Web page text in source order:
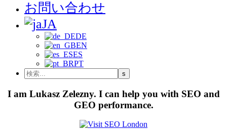
お問い合わせ
JA
DE
EN
ES
PT
I am Lukasz Zelezny. I can help you with SEO and
GEO performance.